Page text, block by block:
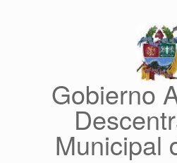
Gobierno
Municipal